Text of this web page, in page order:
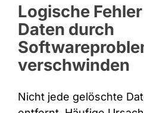
Logische
Daten durch
verschwinden
Nicht jede gelöschte